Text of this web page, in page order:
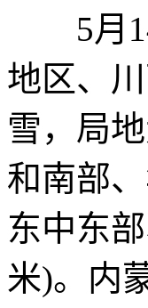
5月14
地区、
雪，局
和南部
东中东
米)。内